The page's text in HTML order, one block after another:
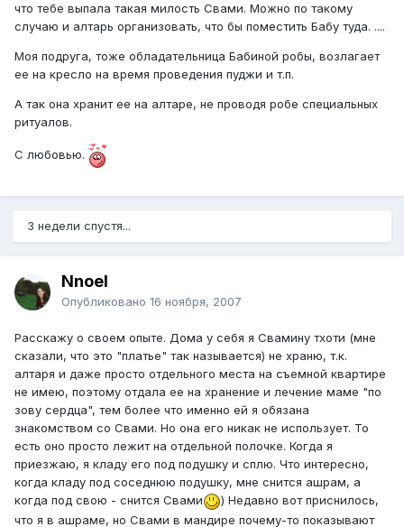
что тебе выпала такая милость Свами. Можно по такому
случаю и алтарь организовать, что бы поместить Бабу туда. ....
Моя подруга, тоже обладательница Бабиной робы, возлагает
ее на кресло на время проведения пуджи и т.п.
А так она хранит ее на алтаре, не проводя робе специальных
ритуалов.
С любовью.
3 недели спустя...
Nnoel
Опубликовано 16 ноября, 2007
Расскажу о своем опыте. Дома у себя я Свамину тхоти (мне
сказали, что это "платье" так называется) не храню, т.к.
алтаря и даже просто отдельного места на съемной квартире
не имею, поэтому отдала ее на хранение и лечение маме "по
зову сердца", тем более что именно ей я обязана
знакомством со Свами. Но она его никак не использует. То
есть оно просто лежит на отдельной полочке. Когда я
приезжаю, я кладу его под подушку и сплю. Что интересно,
когда кладу под соседнюю подушку, мне снится ашрам, а
когда под свою - снится Свами
) Недавно вот приснилось,
что я в ашраме, но Свами в мандире почему-то показывают